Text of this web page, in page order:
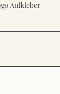
Aufkleber